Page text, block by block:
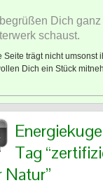
Dich
schaust.
Seite trägt nicht umsonst
Dich ein Stück
Tag
Natur”